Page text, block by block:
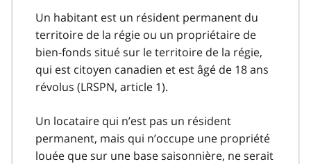
Un habitant est un résident permanent du
territoire de la régie ou un propriétaire de
bien-fonds situé sur le territoire de la régie,
qui est citoyen canadien et est âgé de 18 ans
révolus (LRSPN, article 1).
Un locataire qui n’est pas un résident
permanent, mais qui n’occupe une propriété
louée que sur une base saisonnière, ne serait